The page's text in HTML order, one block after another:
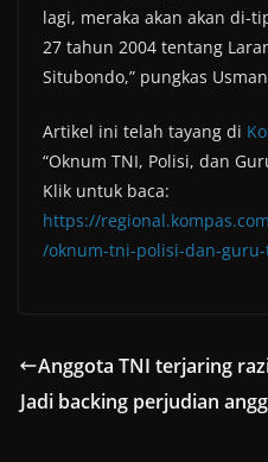
lagi, meraka akan akan di-
27 tahun 2004 tentang
Situbondo,” pungkas
Artikel ini telah tayang di
“Oknum TNI, Polisi, dan
Klik untuk baca:
https://
/oknum-tni-polisi-dan-
Anggota TNI terjaring
Jadi backing perjudian